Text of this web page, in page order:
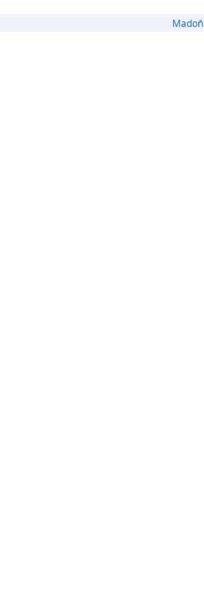
Madoň